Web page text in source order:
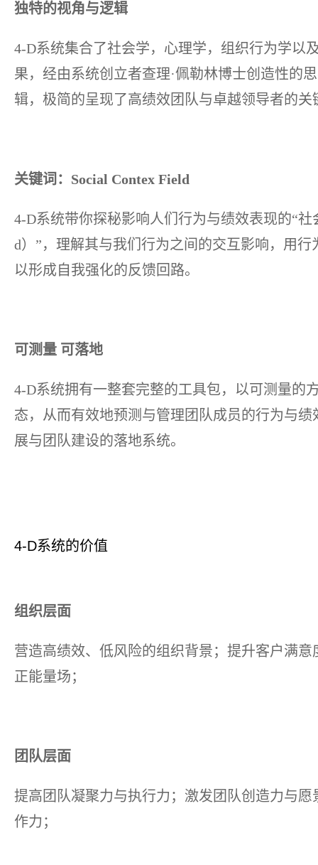
独特的视角与逻辑
4-D系统集合了社会学，心理学，组织行为学以
果，经由系统创立者查理·佩勒林博士创造性的
辑，极简的呈现了高绩效团队与卓越领导者的关
关键词：Social Contex Field
4-D系统带你探秘影响人们行为与绩效表现的“社
d）”，理解其与我们行为之间的交互影响，用
以形成自我强化的反馈回路。
可测量 可落地
4-D系统拥有一整套完整的工具包，以可测量的
态，从而有效地预测与管理团队成员的行为与
展与团队建设的落地系统。
4-D系统的价值
组织层面
营造高绩效、低风险的组织背景；提升客户满
正能量场；
团队层面
提高团队凝聚力与执行力；激发团队创造力与
作力；